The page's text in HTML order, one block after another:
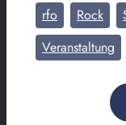
rfo
Rock
Veranstaltung